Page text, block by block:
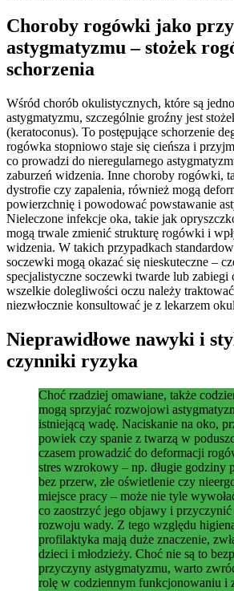
Choroby rogówki jako
astygmatyzmu – stożek
schorzenia
Wśród chorób okulistycznych, które są
astygmatyzmu, szczególnie groźny jest
(keratoconus). To postępujące schorzenie
rogówka stopniowo staje się cieńsza i
co prowadzi do nieregularnego
zaburzeń widzenia. Inne choroby rogówki,
dystrofie czy zapalenia, również mogą
powierzchnię i powodować powstawanie
Nieleczone infekcje oka, takie jak
mogą trwale zmienić strukturę rogówki i
widzenia. W takich przypadkach
soczewki mogą okazać się nieskuteczne –
specjalistyczne soczewki twarde lub
wszelkie dolegliwości oczu należy
niezwłocznie konsultować je z lekarzem
Nieprawidłowe nawyki i
czynniki ryzyka
Choć rzadziej omawiane, także
mogą sprzyjać rozwojowi
istniejącą wadę. Naciskanie na oko,
powiek czy spanie z twarzą w
czasem prowadzić do deformacji
stres wzrokowy – np. długie godziny
bez przerw, złe oświetlenie czy
miejsce pracy – może nie tyle
co zaostrzyć jego objawy i przyczynić
rozwoju wady. Z tego względu
profilaktyka mają duże znaczenie,
dzieci i młodzieży. Choć nie są to
przyczyny astygmatyzmu, warto
rolę w codziennym funkcjonowaniu i